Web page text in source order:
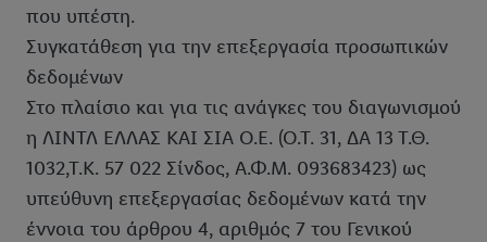
που υπέστη.
Συγκατάθεση για την επεξεργασία προσωπικών
δεδομένων
Στο πλαίσιο και για τις ανάγκες του διαγωνισμού
η ΛΙΝΤΛ ΕΛΛΑΣ ΚΑΙ ΣΙΑ Ο.Ε. (Ο.Τ. 31, ΔΑ 13 Τ.Θ.
1032,Τ.Κ. 57 022 Σίνδος, Α.Φ.Μ. 093683423) ως
υπεύθυνη επεξεργασίας δεδομένων κατά την
έννοια του άρθρου 4, αριθμός 7 του Γενικού